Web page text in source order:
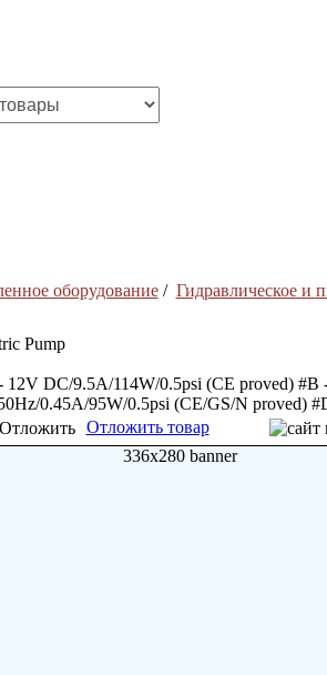
оборудование/ Гидравлическое и
Pump
12V DC/9.5A/114W/0.5psi (CE proved)
0.45A/95W/0.5psi (CE/GS/N proved)
Отложить товар
336x280 banner